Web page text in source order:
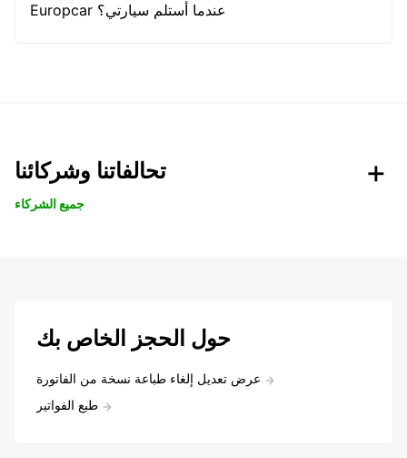
Europcar عندما أستلم سيارتي؟
تحالفاتنا وشركائنا
جميع الشركاء
حول الحجز الخاص بك
عرض تعديل إلغاء طباعة نسخة من الفاتورة
طبع الفواتير